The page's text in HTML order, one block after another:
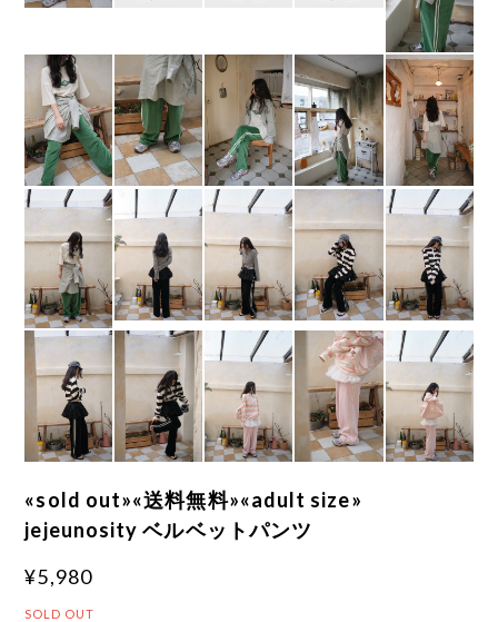
«sold out»«送料無料»«adult size»
jejeunosity ベルベットパンツ
¥5,980
SOLD OUT